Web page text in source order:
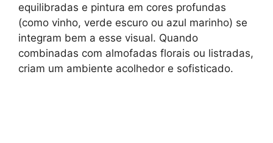
equilibradas e pintura em cores profundas
(como vinho, verde escuro ou azul marinho) se
integram bem a esse visual. Quando
combinadas com almofadas florais ou listradas,
criam um ambiente acolhedor e sofisticado.